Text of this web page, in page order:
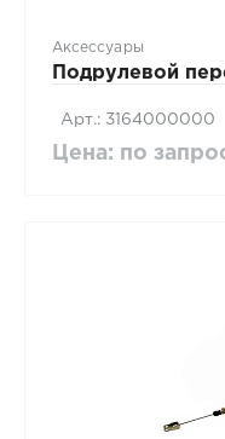
Аксессуары
Подрулевой
Арт.: 3164000000
Цена: по